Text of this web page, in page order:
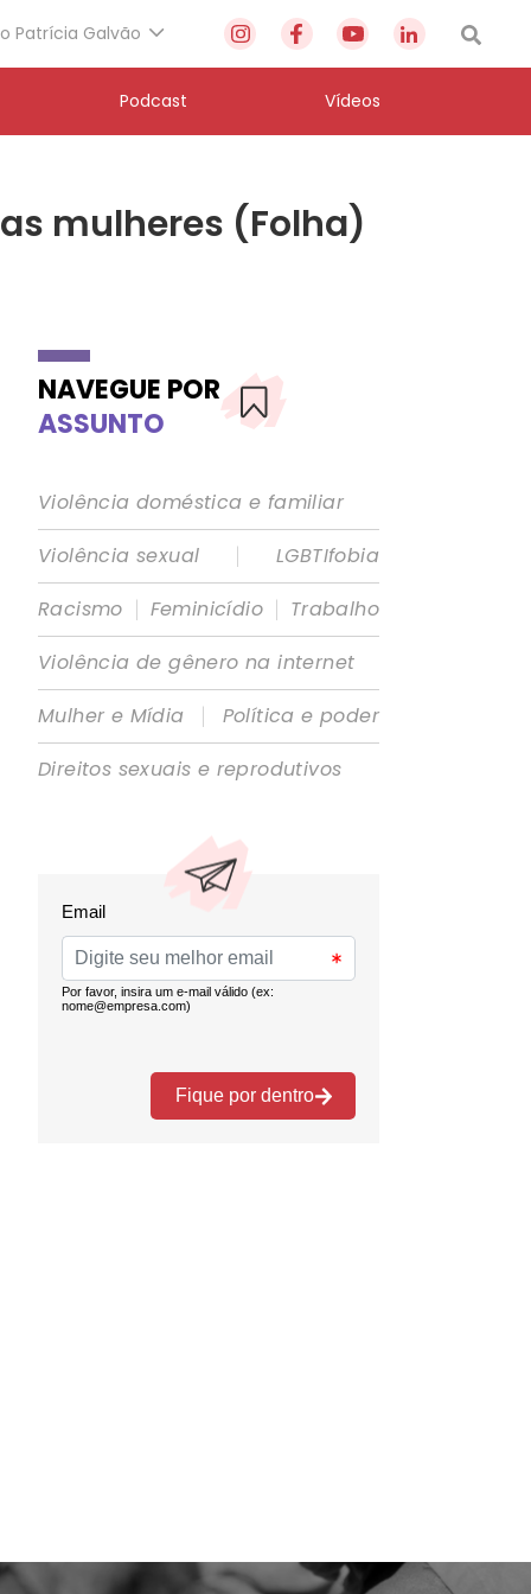
Patrícia Galvão
Podcast Vídeos
mulheres (Folha)
NAVEGUE POR
ASSUNTO
Violência doméstica e familiar
Violência sexual
|
LGBTIfobia
Racismo | Feminicídio | Trabalho
Violência de gênero na internet
Mulher e Mídia
|
Política e poder
Direitos sexuais e reprodutivos